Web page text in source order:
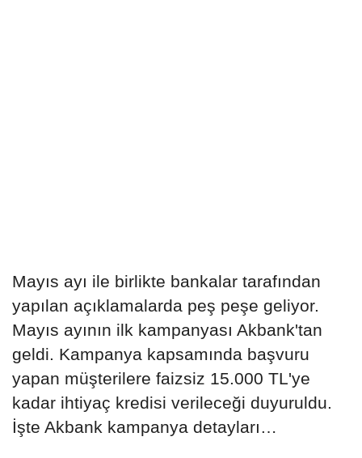
Mayıs ayı ile birlikte bankalar tarafından
yapılan açıklamalarda peş peşe geliyor.
Mayıs ayının ilk kampanyası Akbank'tan
geldi. Kampanya kapsamında başvuru
yapan müşterilere faizsiz 15.000 TL'ye
kadar ihtiyaç kredisi verileceği duyuruldu.
İşte Akbank kampanya detayları…